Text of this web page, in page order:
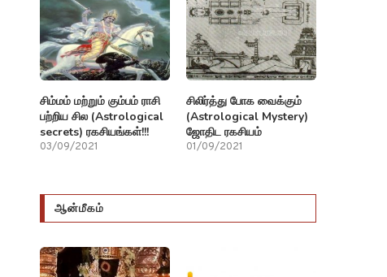
சிம்மம் மற்றும் கும்பம் ராசி
பற்றிய சில (Astrological
secrets) ரகசியங்கள்!!!
03/09/2021
சிலிர்த்து போக வைக்கும்
(Astrological Mystery)
ஜோதிட ரகசியம்
01/09/2021
ஆன்மீகம்